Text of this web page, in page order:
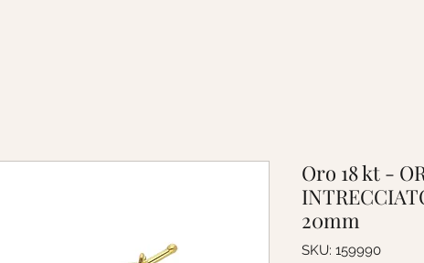
Oro 18 kt -
20mm
SKU: 159990